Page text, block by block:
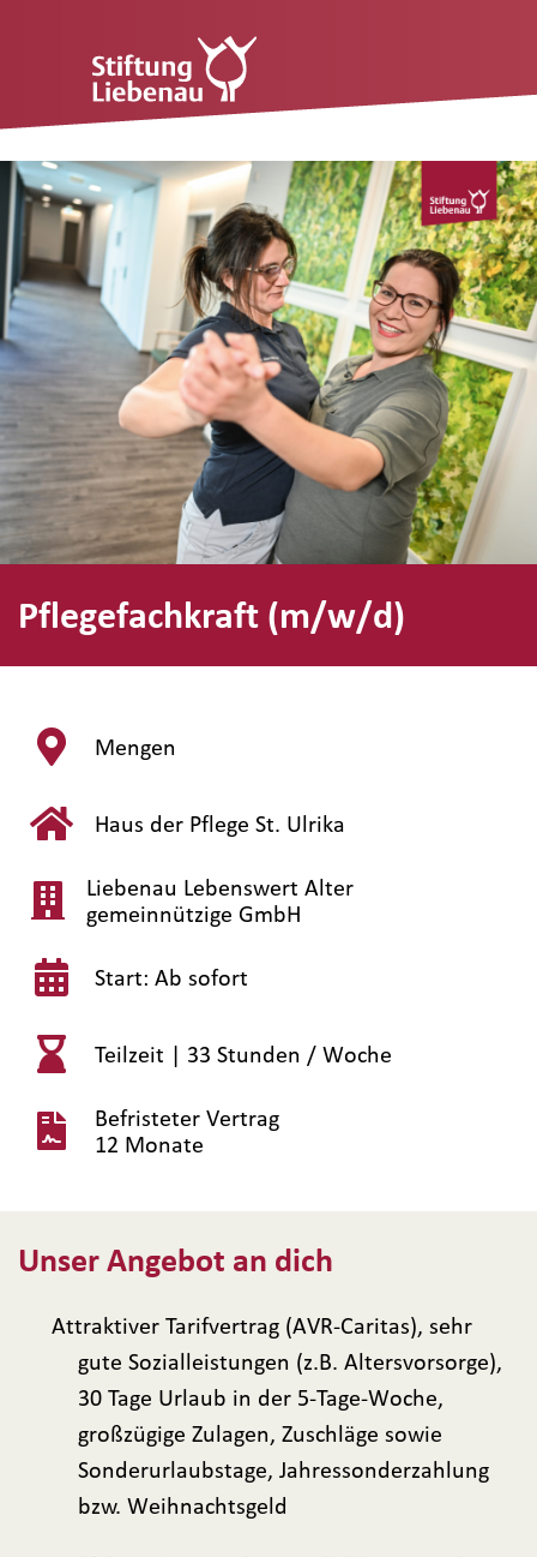
Pflegefachkraft (m/w/d)
Mengen
Haus der Pflege St. Ulrika
Liebenau Lebenswert Alter
gemeinnützige GmbH
Start: Ab sofort
Teilzeit | 33 Stunden / Woche
Befristeter Vertrag
12 Monate
Unser Angebot an dich
Attraktiver Tarifvertrag (AVR-Caritas), sehr
gute Sozialleistungen (z.B. Altersvorsorge),
30 Tage Urlaub in der 5-Tage-Woche,
großzügige Zulagen, Zuschläge sowie
Sonderurlaubstage, Jahressonderzahlung
bzw. Weihnachtsgeld